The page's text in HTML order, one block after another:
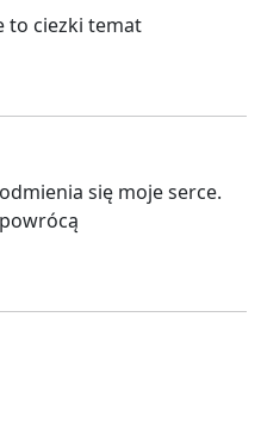
to ciezki temat
się moje serce.